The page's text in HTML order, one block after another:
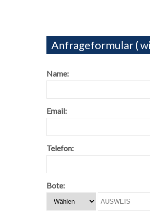
Anfrageformular (
Name:
Email:
Telefon:
Bote: